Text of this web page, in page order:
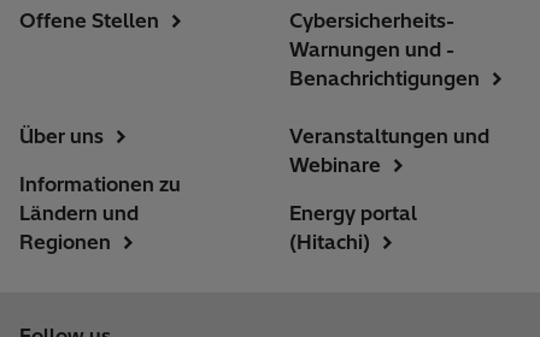
Offene Stellen
Cybersicherheits-
Warnungen und -
Benachrichtigungen
Über uns
Informationen zu
Ländern und
Regionen
Veranstaltungen und
Webinare
Energy portal
(Hitachi)